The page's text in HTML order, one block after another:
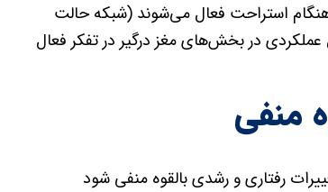
استراحت فعال می‌شوند (شبکه حالت
در بخش‌های مغز درگیر در تفکر فعال
منفی
رفتاری و رشدی بالقوه منفی شود